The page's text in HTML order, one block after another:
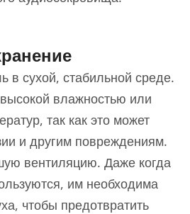
в сухой, стабильной среде.
влажностью или
так как это может
и другим повреждениям.
вентиляцию. Даже когда
им необходима
чтобы предотвратить